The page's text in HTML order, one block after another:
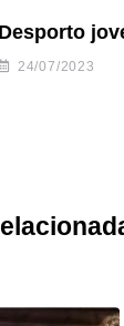
Desporto
24/07/2023